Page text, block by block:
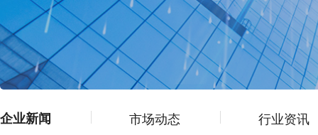
企业新闻 市场动态 行业资讯